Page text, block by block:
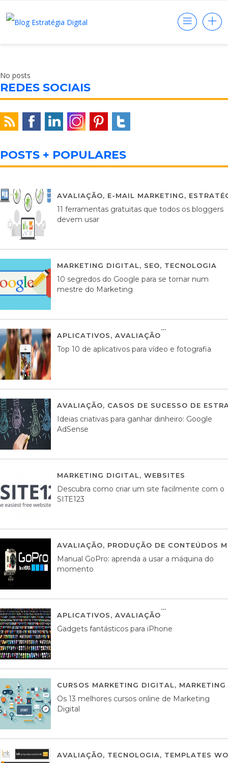
No posts
REDES SOCIAIS
POSTS + POPULARES
AVALIAÇÃO, E-MAIL MARKETING,
11 ferramentas gratuitas que todos os bloggers
devem usar
MARKETING DIGITAL, SEO, TECNOLOGIA
10 segredos do Google para se tornar num
mestre do Marketing
APLICATIVOS, AVALIAÇÃO
Top 10 de aplicativos para vídeo e fotografia
AVALIAÇÃO, CASOS DE SUCESSO DE
Ideias criativas para ganhar dinheiro: Google
AdSense
MARKETING DIGITAL, WEBSITES
Descubra como criar um site facilmente com o
SITE123
AVALIAÇÃO, PRODUÇÃO DE CONTEÚDOS
Manual GoPro: aprenda a usar a máquina do
momento
APLICATIVOS, AVALIAÇÃO
Gadgets fantásticos para iPhone
CURSOS MARKETING DIGITAL,
Os 13 melhores cursos online de Marketing
Digital
AVALIAÇÃO, TECNOLOGIA, TEMPLATES